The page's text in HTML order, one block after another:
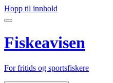
Hopp til innhold
Fiskeavisen
For fritids og sportsfiskere